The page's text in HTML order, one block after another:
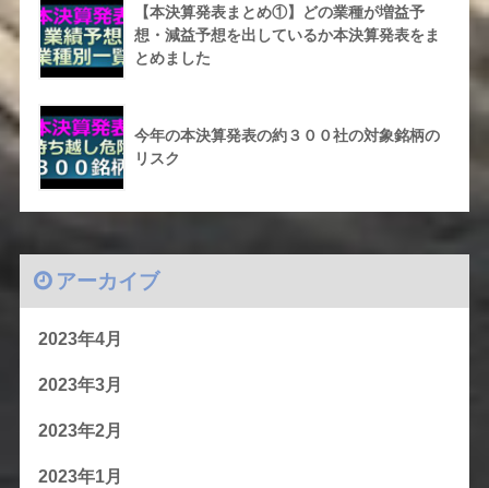
【本決算発表まとめ①】どの業種が増益予
想・減益予想を出しているか本決算発表をま
とめました
今年の本決算発表の約３００社の対象銘柄の
リスク
アーカイブ
2023年4月
2023年3月
2023年2月
2023年1月